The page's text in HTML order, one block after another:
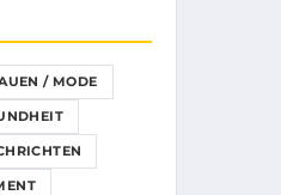
/ MODE